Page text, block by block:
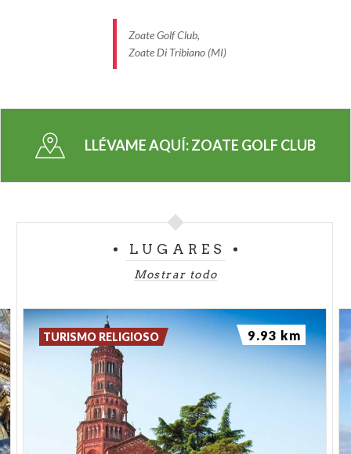
Zoate Golf Club,
Zoate Di Tribiano (MI)
LLÉVAME AQUÍ:ZOATE GOLF CLUB
LUGARES
Mostrar todo
TURISMO RELIGIOSO 9.93 km